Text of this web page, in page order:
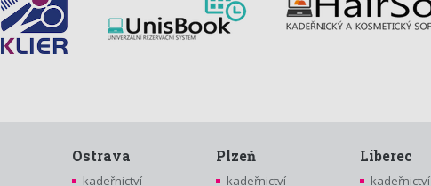
Ostrava
kadeřnictví
Plzeň
kadeřnictví
Liberec
kadeřnictví